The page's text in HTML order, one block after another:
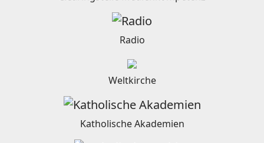
Radio
Weltkirche
Katholische Akademien